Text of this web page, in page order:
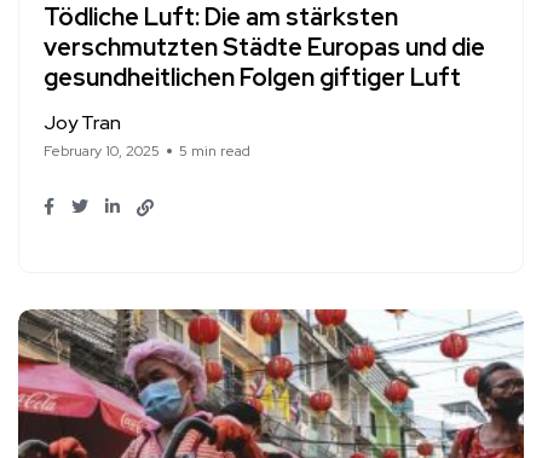
Tödliche Luft: Die am stärksten
verschmutzten Städte Europas und die
gesundheitlichen Folgen giftiger Luft
Joy Tran
February 10, 2025 5 min read